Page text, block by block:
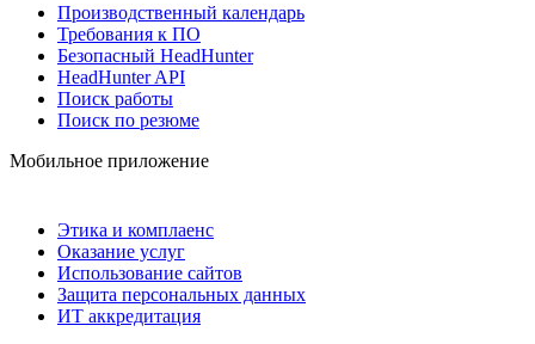
Производственный календарь
Требования к ПО
Безопасный HeadHunter
HeadHunter API
Поиск работы
Поиск по резюме
Мобильное приложение
Этика и комплаенс
Оказание услуг
Использование сайтов
Защита персональных данных
ИТ аккредитация